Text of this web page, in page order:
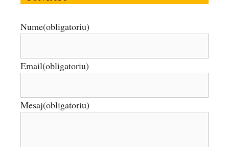
Nume(obligatoriu)
Email(obligatoriu)
Mesaj(obligatoriu)